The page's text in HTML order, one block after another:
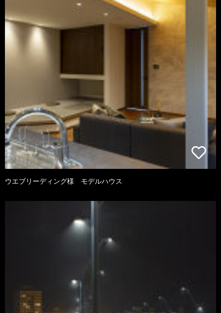
ウエブリーディング様 モデルハウス